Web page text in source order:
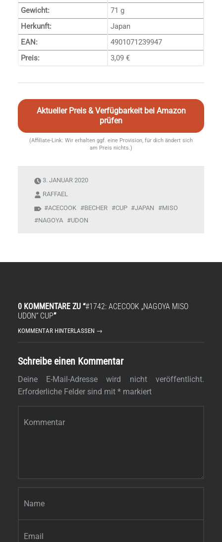
Gewicht:
71 g
Herkunft:
Japan
EAN:
4901071239947
Preis:
3,09 €
Aktueller Preis & Verfügbarkeit bei Amazon
prüfen
(Affiliate-Link: Wir erhalten ggf. eine Provision, für dich ändert sich
am Preis nichts.)
3. JANUAR 2020
RAFFAEL
ACECOOK
BECHER CUP JAPAN
MISO
NAGOYA
UDON
0 KOMMENTARE ZU “#1742: ACECOOK „NAGOYA MISO
UDON“ CUP”
KOMMENTAR HINTERLASSEN →
Schreibe einen Kommentar
Deine E-Mail-Adresse wird nicht veröffentlicht.
Erforderliche Felder sind mit *markiert